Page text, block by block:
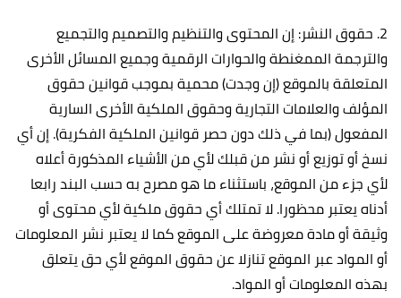
2. حقوق النشر: إن المحتوى والتنظيم والتصميم والتجميع
والترجمة الممغنطة والحوارات الرقمية وجميع المسائل الأخرى
المتعلقة بالموقع (إن وجدت) محمية بموجب قوانين حقوق
المؤلف والعلامات التجارية وحقوق الملكية الأخرى السارية
المفعول (بما في ذلك دون حصر قوانين الملكية الفكرية). إن أي
نسخ أو توزيع أو نشر من قبلك لأي من الأشياء المذكورة أعلاه
لأي جزء من الموقع، باستثناء ما هو مصرح به حسب البند رابعا
أدناه يعتبر محظورا. لا تمتلك أي حقوق ملكية لأي محتوى أو
وثيقة أو مادة معروضة على الموقع كما لا يعتبر نشر المعلومات
أو المواد عبر الموقع تنازلا عن حقوق الموقع لأي حق يتعلق
بهذه المعلومات أو المواد.